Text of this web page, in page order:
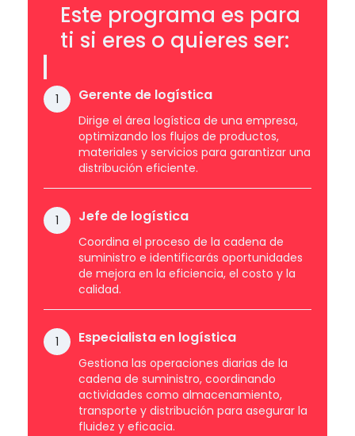
Este programa es para
ti si eres o quieres ser:
1 Gerente de logística
Dirige el área logística de una empresa,
optimizando los flujos de productos,
materiales y servicios para garantizar una
distribución eficiente.
1 Jefe de logística
Coordina el proceso de la cadena de
suministro e identificarás oportunidades
de mejora en la eficiencia, el costo y la
calidad.
1 Especialista en logística
Gestiona las operaciones diarias de la
cadena de suministro, coordinando
actividades como almacenamiento,
transporte y distribución para asegurar la
fluidez y eficacia.